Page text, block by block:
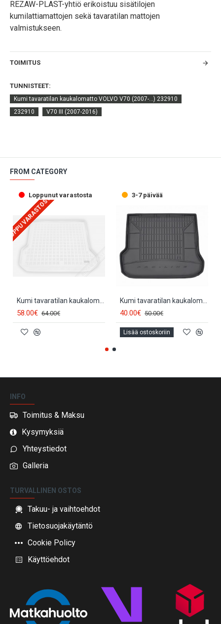
REZAW-PLAST-yhtiö erikoistuu sisätilojen
kumilattiamattojen sekä tavaratilan mattojen
valmistukseen.
TOIMITUS
TUNNISTEET:
Kumi tavaratilan kaukalomatto VOLVO V70 (2007-...) 232910
232910
V70 III (2007-2016)
FROM CATEGORY
Loppunut varastosta
LOPPU VARASTOSTA
58.00€ 64.00€
3-7 päivää
40.00€ 50.00€
Lisää ostoskoriin
INFO
Toimitus & Maksu
Kysymyksiä
Yhteystiedot
Galleria
TURVALLINEN OSTOS
Takuu- ja vaihtoehdot
Tietosuojakäytäntö
Cookie Policy
Käyttöehdot